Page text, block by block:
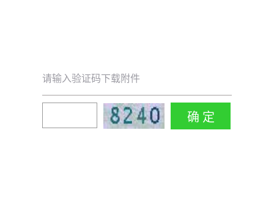
请输入验证码下载附件